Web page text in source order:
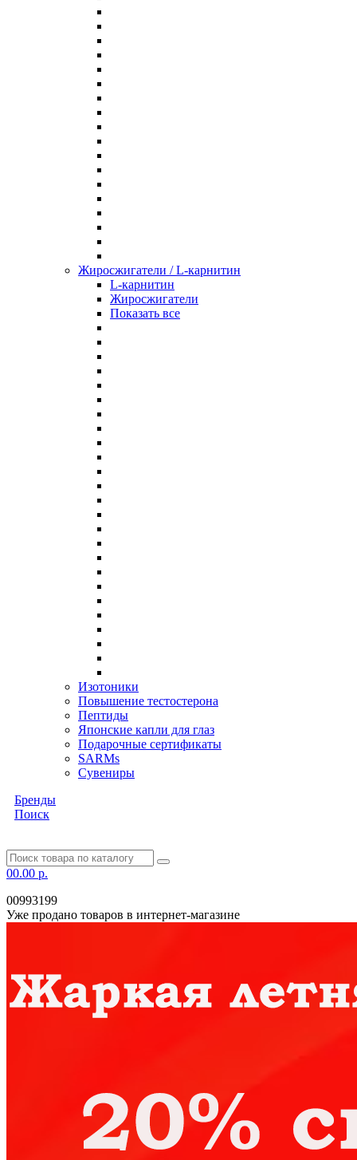
Жиросжигатели / L-карнитин
L-карнитин
Жиросжигатели
Показать все
Изотоники
Повышение тестостерона
Пептиды
Японские капли для глаз
Подарочные сертификаты
SARMs
Сувениры
Бренды
Поиск
00.00 р.
00993199
Уже продано товаров в интернет-магазине